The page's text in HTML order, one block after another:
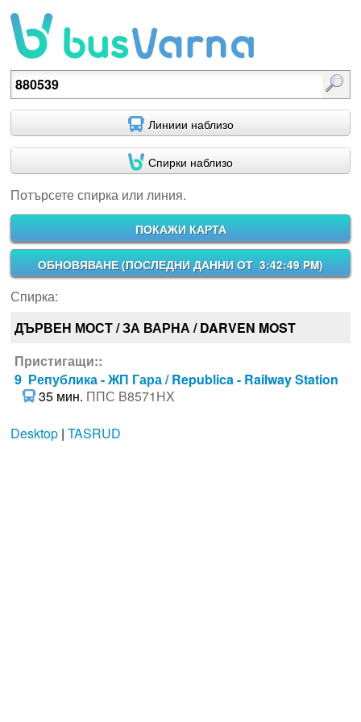
Потърсете спирка или линия.
Линиии наблизо
Спирки наблизо
Потърсете спирка или линия.
ПОКАЖИ КАРТА
ОБНОВЯВАНЕ (ПОСЛЕДНИ ДАННИ ОТ 3:42:49 PM)
Спирка:
ДЪРВЕН МОСТ / ЗА ВАРНА / DARVEN MOST
Пристигащи::
9 Република - ЖП Гара / Republica - Railway Station
35 мин. ППС B8571HX
Desktop| TASRUD